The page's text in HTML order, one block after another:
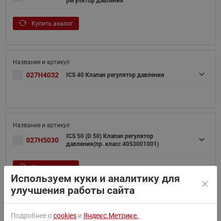
Купить аналог
027H4032 ICS 40 Клапан регулятор давления
027H5030
ICS 50 (D 50) Клапан регулятор
давления(пр. класс 4053001001)
Купить аналог
027H5031 ICS 50-3 Клапан регулятор давления
Используем куки и аналитику для
улучшения работы сайта
Подробнее оcookies и Яндекс.Метрике.